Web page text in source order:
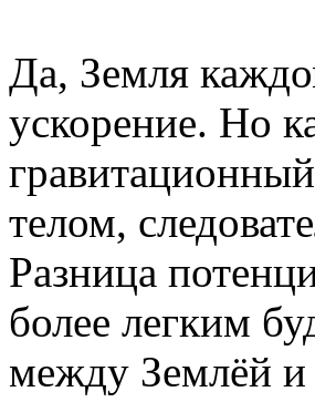
Да, Земля
ускорение. Но
телом,
Разница
более легким
между Землёй